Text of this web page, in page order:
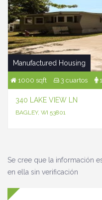
Manufactured Housing
1000 sqft 3 cuartos
340 LAKE VIEW LN
BAGLEY, WI 53801
Se cree que la información
en ella sin verificación